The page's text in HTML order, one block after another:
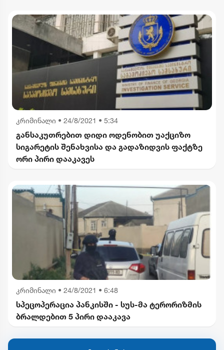
კრიმინალი • 24/8/2021 • 5:34
განსაკუთრებით დიდი ოდენობით უაქციზო
სიგარეტის შენახვისა და გადაზიდვის ფაქტზე
ორი პირი დააკავეს
კრიმინალი • 24/8/2021 • 6:48
სპეცოპერაცია პანკისში - სუს-მა ტერორიზმის
ბრალდებით 5 პირი დააკავა